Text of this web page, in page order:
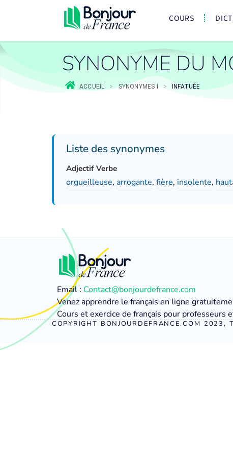
COURS
SYNONYME DU
ACCUEIL > SYNONYMES I > INFATUÉE
Liste des synonymes
Adjectif Verbe
orgueilleuse, arrogante, fière, insolente,
Email : Contact@bonjourdefrance.com
Venez apprendre le français en ligne
Cours et exercice de français pour professeurs
COPYRIGHT BONJOURDEFRANCE.COM 2023,